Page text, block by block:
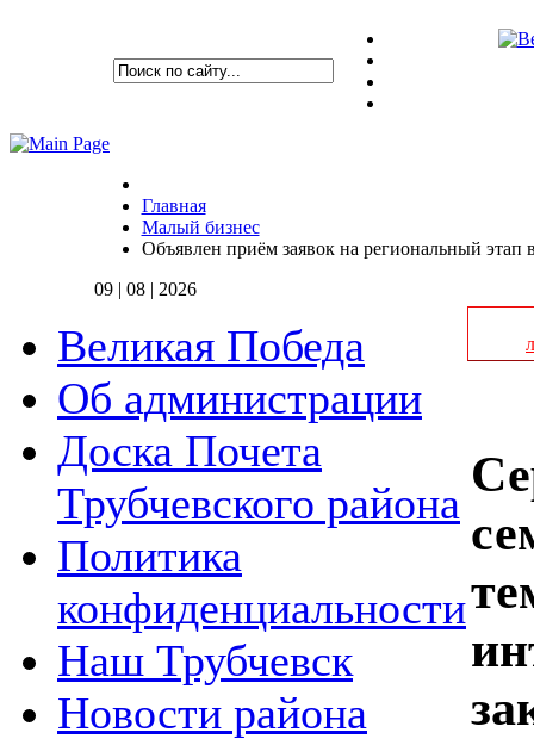
Главная
Малый бизнес
Объявлен приём заявок на региональный этап
09 | 08 | 2026
Великая Победа
Об администрации
Доска Почета
Трубчевского района
Политика
конфиденциальности
Наш Трубчевск
Новости района